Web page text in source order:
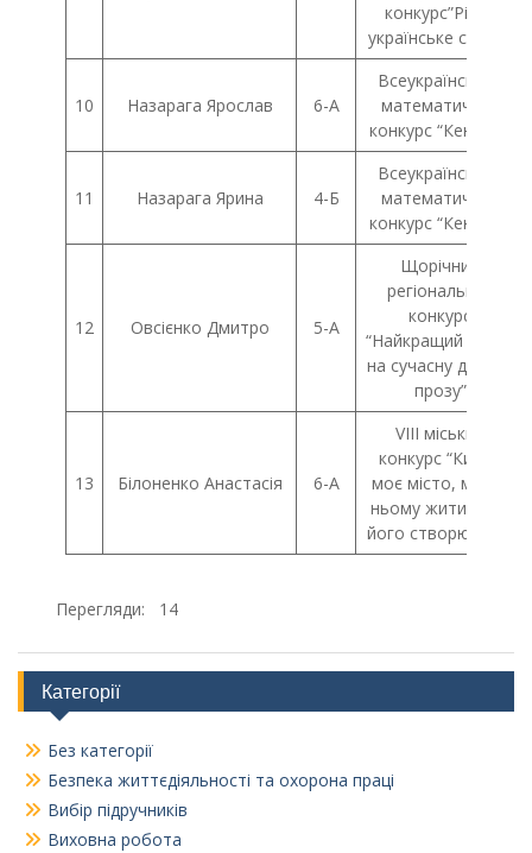
конкурс”Рідне
українське слово”
10 Назарага Ярослав 6-А
Всеукраїнський
математичний
конкурс “Кенгуру”
11 Назарага Ярина 4-Б
Всеукраїнський
математичний
конкурс “Кенгуру”
12 Овсієнко Дмитро 5-А
Щорічний
регіональний
конкурс
“Найкращий відгук
на сучасну дитячу
прозу”
13 Білоненко Анастасія 6-А
VIII міський
конкурс “Київ –
моє місто, мені в
ньому жити, мені
його створювати”
Перегляди: 14
Категорії
Без категорії
Безпека життєдіяльності та охорона праці
Вибір підручників
Виховна робота